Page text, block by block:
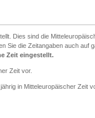
Dies sind die
Sie die Zeitangaben auch auf
Zeit eingestellt.
Zeit vor.
in Mitteleuropäischer Zeit